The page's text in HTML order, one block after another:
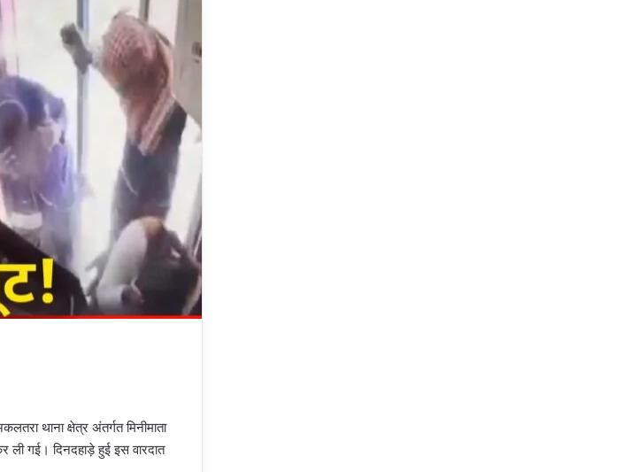
थाना क्षेत्र अंतर्गत मिनीमाता
गई। दिनदहाड़े हुई इस वारदात